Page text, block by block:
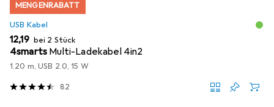
MENGENRABATT
USB Kabel
EUR
12,19 bei 2 Stück
4smarts Multi-Ladekabel 4in2
1.20 m, USB 2.0, 15 W
82